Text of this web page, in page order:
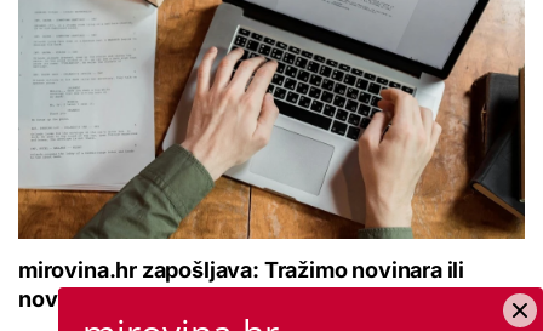
mirovina.hr zapošljava: Tražimo novinara ili
novinarku koji će se pridružiti našem timu